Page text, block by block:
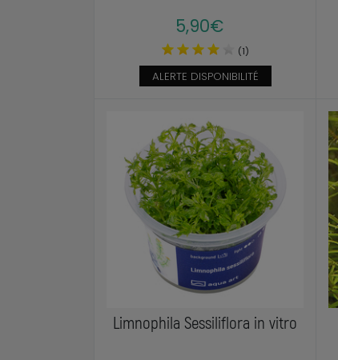
5,90€
(1)
ALERTE DISPONIBILITÉ
Limnophila Sessiliflora in vitro